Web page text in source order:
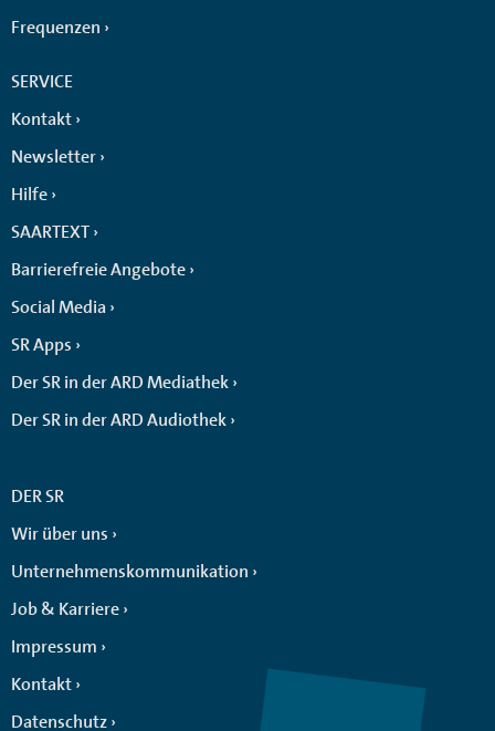
Frequenzen
SERVICE
Kontakt
Newsletter
Hilfe
SAARTEXT
Barrierefreie Angebote
Social Media
SR Apps
Der SR in der ARD Mediathek
Der SR in der ARD Audiothek
DER SR
Wir über uns
Unternehmenskommunikation
Job & Karriere
Impressum
Kontakt
Datenschutz